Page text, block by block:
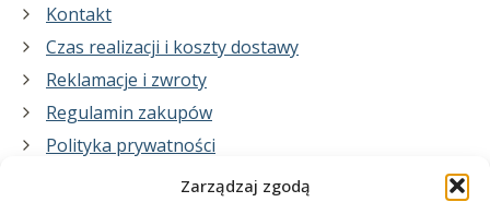
Zarządzaj zgodą
Kontakt
Czas realizacji i koszty dostawy
Reklamacje i zwroty
Regulamin zakupów
Polityka prywatności